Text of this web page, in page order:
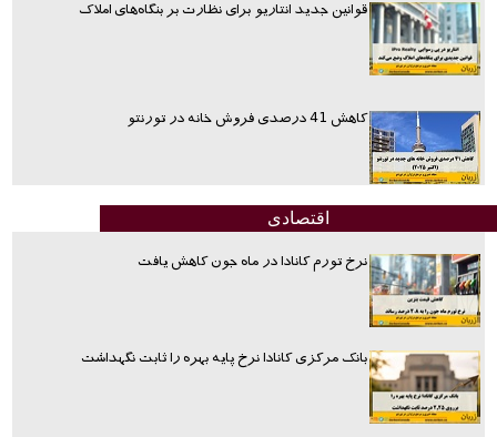
قوانین جدید انتاریو برای نظارت بر بنگاه‌های املاک
کاهش 41 درصدی فروش خانه در تورنتو
اقتصادی
نرخ تورم کانادا در ماه جون کاهش یافت
بانک مرکزی کانادا نرخ پایه بهره را ثابت نگهداشت